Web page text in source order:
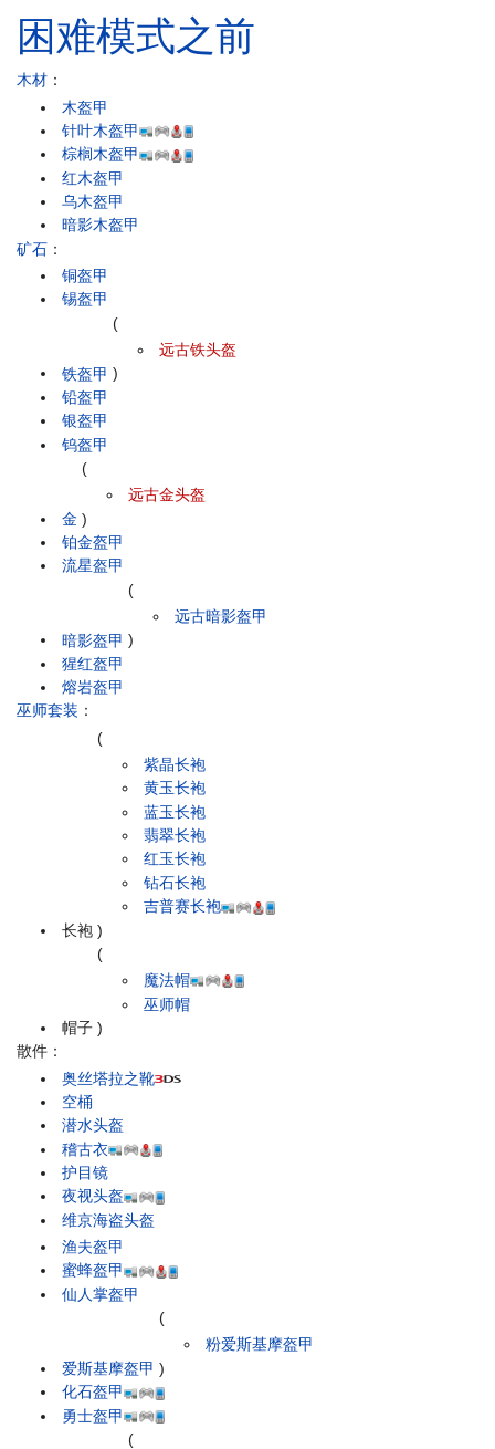
困难模式之前
木材 ：
木盔甲
针叶木盔甲
棕榈木盔甲
红木盔甲
乌木盔甲
暗影木盔甲
矿石 ：
铜盔甲
锡盔甲
铁盔甲
(
远古铁头盔
)
铅盔甲
银盔甲
钨盔甲
金
(
远古金头盔
)
铂金盔甲
流星盔甲
暗影盔甲
(
远古暗影盔甲
)
猩红盔甲
熔岩盔甲
巫师套装 ：
长袍
(
紫晶长袍
黄玉长袍
蓝玉长袍
翡翠长袍
红玉长袍
钻石长袍
吉普赛长袍
)
帽子
(
魔法帽
巫师帽
)
散件：
奥丝塔拉之靴
空桶
潜水头盔
稽古衣
护目镜
夜视头盔
维京海盗头盔
渔夫盔甲
蜜蜂盔甲
仙人掌盔甲
爱斯基摩盔甲
(
粉爱斯基摩盔甲
)
化石盔甲
勇士盔甲
(